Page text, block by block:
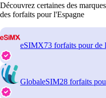
Découvrez certaines des
des forfaits pour l'Espagne
eSIMX73 forfaits pour de
GlobaleSIM28 forfaits